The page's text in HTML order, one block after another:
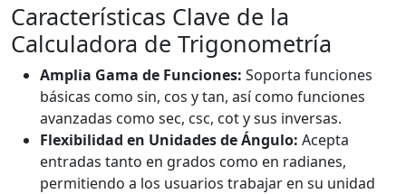
Características Clave de la
Calculadora de Trigonometría
Amplia Gama de Funciones: Soporta funciones
básicas como sin, cos y tan, así como funciones
avanzadas como sec, csc, cot y sus inversas.
Flexibilidad en Unidades de Ángulo: Acepta
entradas tanto en grados como en radianes,
permitiendo a los usuarios trabajar en su unidad